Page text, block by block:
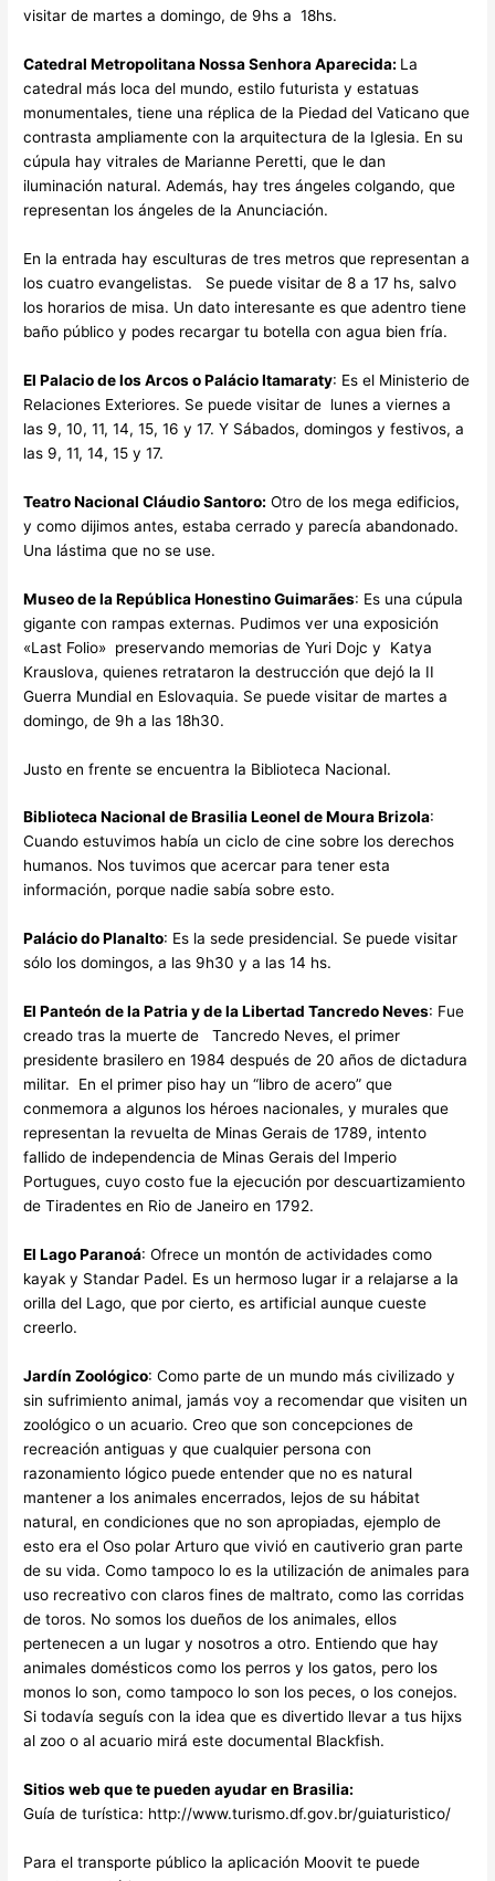
visitar de martes a domingo, de 9hs a 18hs.
Catedral Metropolitana Nossa Senhora Aparecida: La
catedral más loca del mundo, estilo futurista y estatuas
monumentales, tiene una réplica de la Piedad del Vaticano que
contrasta ampliamente con la arquitectura de la Iglesia. En su
cúpula hay vitrales de Marianne Peretti, que le dan
iluminación natural. Además, hay tres ángeles colgando, que
representan los ángeles de la Anunciación.
En la entrada hay esculturas de tres metros que representan a
los cuatro evangelistas. Se puede visitar de 8 a 17 hs, salvo
los horarios de misa. Un dato interesante es que adentro tiene
baño público y podes recargar tu botella con agua bien fría.
El Palacio de los Arcos o Palácio Itamaraty: Es el Ministerio de
Relaciones Exteriores. Se puede visitar de lunes a viernes a
las 9, 10, 11, 14, 15, 16 y 17. Y Sábados, domingos y festivos, a
las 9, 11, 14, 15 y 17.
Teatro Nacional Cláudio Santoro: Otro de los mega edificios,
y como dijimos antes, estaba cerrado y parecía abandonado.
Una lástima que no se use.
Museo de la República Honestino Guimarães: Es una cúpula
gigante con rampas externas. Pudimos ver una exposición
«Last Folio» preservando memorias de Yuri Dojc y Katya
Krauslova, quienes retrataron la destrucción que dejó la II
Guerra Mundial en Eslovaquia. Se puede visitar de martes a
domingo, de 9h a las 18h30.
Justo en frente se encuentra la Biblioteca Nacional.
Biblioteca Nacional de Brasilia Leonel de Moura Brizola:
Cuando estuvimos había un ciclo de cine sobre los derechos
humanos. Nos tuvimos que acercar para tener esta
información, porque nadie sabía sobre esto.
Palácio do Planalto: Es la sede presidencial. Se puede visitar
sólo los domingos, a las 9h30 y a las 14 hs.
El Panteón de la Patria y de la Libertad Tancredo Neves: Fue
creado tras la muerte de Tancredo Neves, el primer
presidente brasilero en 1984 después de 20 años de dictadura
militar. En el primer piso hay un “libro de acero” que
conmemora a algunos los héroes nacionales, y murales que
representan la revuelta de Minas Gerais de 1789, intento
fallido de independencia de Minas Gerais del Imperio
Portugues, cuyo costo fue la ejecución por descuartizamiento
de Tiradentes en Rio de Janeiro en 1792.
El Lago Paranoá: Ofrece un montón de actividades como
kayak y Standar Padel. Es un hermoso lugar ir a relajarse a la
orilla del Lago, que por cierto, es artificial aunque cueste
creerlo.
Jardín Zoológico: Como parte de un mundo más civilizado y
sin sufrimiento animal, jamás voy a recomendar que visiten un
zoológico o un acuario. Creo que son concepciones de
recreación antiguas y que cualquier persona con
razonamiento lógico puede entender que no es natural
mantener a los animales encerrados, lejos de su hábitat
natural, en condiciones que no son apropiadas, ejemplo de
esto era el Oso polar Arturo que vivió en cautiverio gran parte
de su vida. Como tampoco lo es la utilización de animales para
uso recreativo con claros fines de maltrato, como las corridas
de toros. No somos los dueños de los animales, ellos
pertenecen a un lugar y nosotros a otro. Entiendo que hay
animales domésticos como los perros y los gatos, pero los
monos lo son, como tampoco lo son los peces, o los conejos.
Si todavía seguís con la idea que es divertido llevar a tus hijxs
al zoo o al acuario mirá este documental Blackfish.
Sitios web que te pueden ayudar en Brasilia:
Guía de turística: http://www.turismo.df.gov.br/guiaturistico/
Para el transporte público la aplicación Moovit te puede